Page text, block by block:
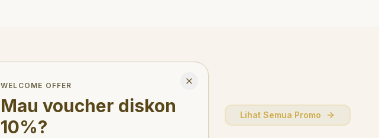
Lihat Semua Promo
WELCOME OFFER
Mau voucher diskon
10%?
Close